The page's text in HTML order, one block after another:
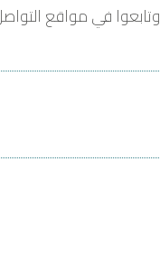
وتابعوا في مواقع